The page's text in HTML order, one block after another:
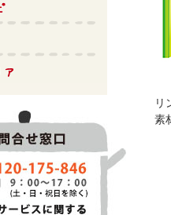
リ
素